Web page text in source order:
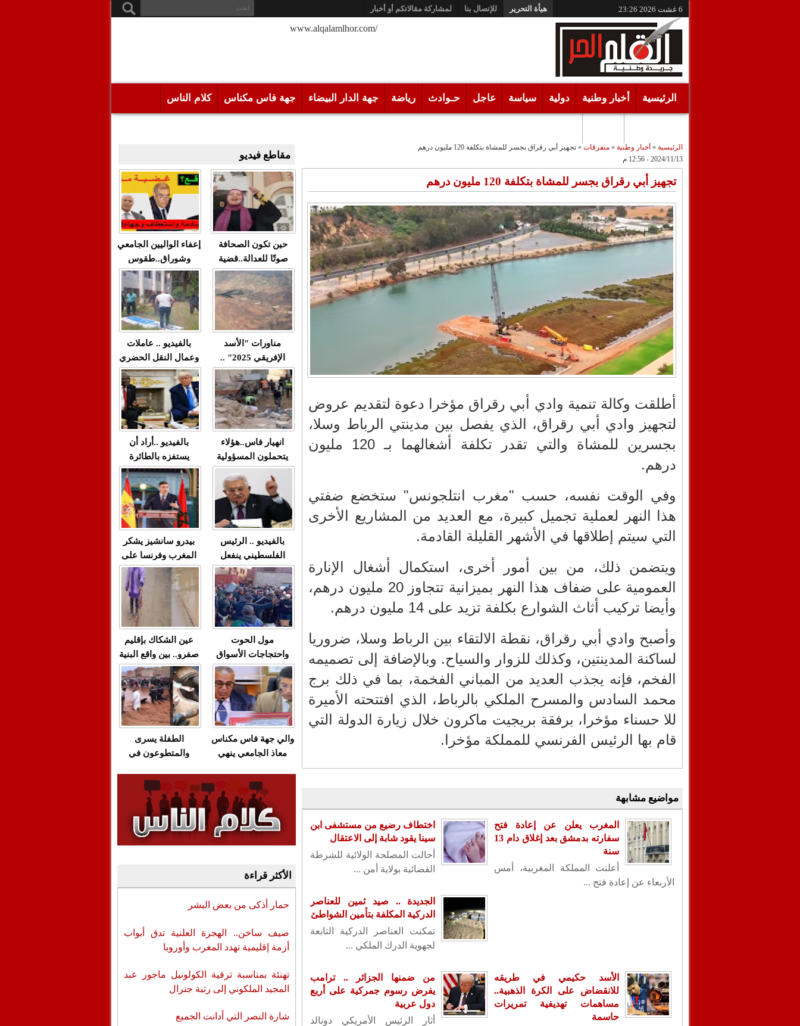
6 غشت 2026 23:26 هيأة التحرير للإتصال بنا لمشاركة مقالاتكم أو أخبار
/www.alqalamlhor.com
الرئيسية أخبار وطنية دولية سياسة عاجل حـوادث رياضة جهة الدار البيضاء جهة فاس مكناس كلام الناس
الرئيسية » أخبار وطنية» متفرقات» تجهيز أبي رقراق بجسر للمشاة بتكلفة 120 مليون درهم
2024/11/13 - 12:56 م
تجهيز أبي رقراق بجسر للمشاة بتكلفة 120 مليون درهم
أطلقت وكالة تنمية وادي أبي رقراق مؤخرا دعوة لتقديم عروض
لتجهيز وادي أبي رقراق، الذي يفصل بين مدينتي الرباط وسلا،
بجسرين للمشاة والتي تقدر تكلفة أشغالهما بـ 120 مليون
درهم.
وفي الوقت نفسه، حسب "مغرب انتلجونس" ستخضع ضفتي
هذا النهر لعملية تجميل كبيرة، مع العديد من المشاريع الأخرى
التي سيتم إطلاقها في الأشهر القليلة القادمة.
ويتضمن ذلك، من بين أمور أخرى، استكمال أشغال الإنارة
العمومية على ضفاف هذا النهر بميزانية تتجاوز 20 مليون درهم،
وأيضا تركيب أثاث الشوارع بكلفة تزيد على 14 مليون درهم.
وأصبح وادي أبي رقراق، نقطة الالتقاء بين الرباط وسلا، ضروريا
لساكنة المدينتين، وكذلك للزوار والسياح. وبالإضافة إلى تصميمه
الفخم، فإنه يجذب العديد من المباني الفخمة، بما في ذلك برج
محمد السادس والمسرح الملكي بالرباط، الذي افتتحته الأميرة
للا حسناء مؤخرا، برفقة بريجيت ماكرون خلال زيارة الدولة التي
قام بها الرئيس الفرنسي للمملكة مؤخرا.
مواضيع مشابهة
المغرب يعلن عن إعادة فتح
سفارته بدمشق بعد إغلاق دام 13
سنة
أعلنت المملكة المغربية، أمس
الأربعاء عن إعادة فتح ...
اختطاف رضيع من مستشفى ابن
سينا يقود شابة إلى الاعتقال
أحالت المصلحة الولائية للشرطة
القضائية بولاية أمن ...
الجديدة .. صيد ثمين للعناصر
الدركية المكلفة بتأمين الشواطئ
تمكنت العناصر الدركية التابعة
لجهوية الدرك الملكي ...
الأسد حكيمي في طريقه
للانقضاض على الكرة الذهبية..
مساهمات تهديفية تمريرات
حاسمة
من ضمنها الجزائر .. ترامب
يفرض رسوم جمركية على أربع
دول عربية
أثار الرئيس الأمريكي دونالد
مقاطع فيديو
حين تكون الصحافة
صوتًا للعدالة..قضية
"مولات 88 غرزة"
مثالا(فيديو)
متابعة حميد طولست
في زمن تزداد فيه
حالات العنف ضد
النساء ويغيب فيه أحيانًا
صدى العدالة في
ردهات الم...
إعفاء الواليين الجامعي
وشوراق..طقوس
صادمة وملتمس
"الوجهاء"؟/ صمت
وزارة الداخلية؟/أين
الوزير التوفيق؟(فيديو)
بالفيديو .. عاملات
وعمال النقل الحضري
بفاس يعبرون عن
ارتياحهم بعد إنهاء عقد
شركة "سيتي باص"
مناورات "الأسد
الإفريقي 2025" ..
شاهد القاذفة النووية
في تدريب مع ثماني
مقاتلات من نوع F-16
تابعة للقوات الجوية
الملكية المغربية
بالفيديو ..أراد أن
يستفزه بالطائرة
القطرية لكن ترامب
فضحه أمام العالم
بالحجة والدليل
انهيار فاس..هؤلاء
يتحملون المسؤولية
ومآسي العمارات
العشوائية مفتوحة
بيدرو سانشيز يشكر
المغرب وفرنسا على
استعادة الكهرباء عقب
انقطاعه في شبه
الجزيرة الإيبيرية
بالفيديو .. الرئيس
الفلسطيني ينفعل
ويهاجم حماس بألفاظ
قاسية على الهواء
عين الشكاك بإقليم
صفرو.. بين واقع البنية
التحتية المهترئة
والحملات الانتخابية
المبكرة(فيديو)
مول الحوت
واحتجاجات الأسواق
الأسبوعية/الاحتقان
الصامت والتراشق
بـ"الصناديق"/أخنوش
يرد بالصمت المريب
الطفلة يسرى
والمتطوعون في
وقنوات صرف صحي
تقتل والمحاسبة يجب
أن تطال المسؤولين
والي جهة فاس مكناس
معاذ الجامعي ينهي
والعمال مع شركة
سيتي باص + وثيقة
وفيديو
الأكثر قراءة
حمار أذكى من بعض البشر
صيف ساخن.. الهجرة العلنية تدق أبواب
أزمة إقليمية تهدد المغرب وأوروبا
تهنئة بمناسبة ترقية الكولونيل ماجور عبد
المجيد الملكوني إلى رتبة جنرال
شارة النصر التي أدانت الجميع